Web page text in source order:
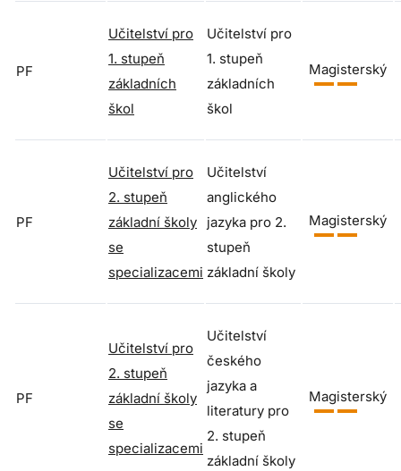
PF
Učitelství pro
1. stupeň
základních
škol
Učitelství pro
1. stupeň
základních
škol
Magisterský
PF
Učitelství pro
2. stupeň
základní školy
se
specializacemi
Učitelství
anglického
jazyka pro 2.
stupeň
základní školy
Magisterský
PF
Učitelství pro
2. stupeň
základní školy
se
specializacemi
Učitelství
českého
jazyka a
literatury pro
2. stupeň
základní školy
Magisterský